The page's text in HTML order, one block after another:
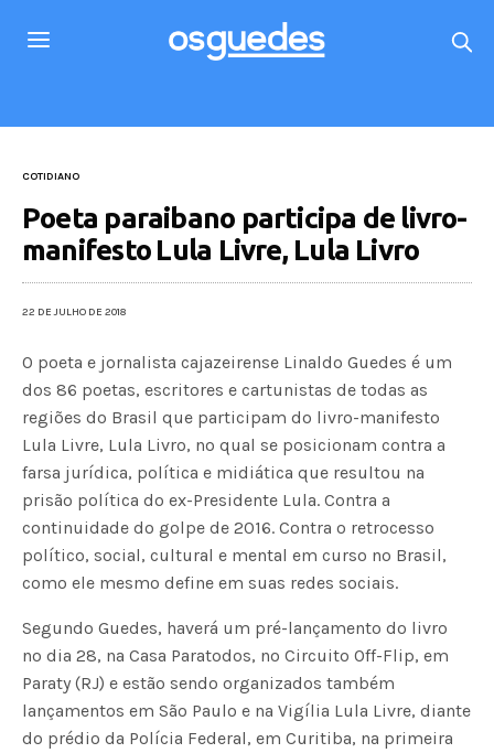
COTIDIANO
Poeta paraibano participa de livro-
manifesto Lula Livre, Lula Livro
22 DE JULHO DE 2018
O poeta e jornalista cajazeirense Linaldo Guedes é um
dos 86 poetas, escritores e cartunistas de todas as
regiões do Brasil que participam do livro-manifesto
Lula Livre, Lula Livro, no qual se posicionam contra a
farsa jurídica, política e midiática que resultou na
prisão política do ex-Presidente Lula. Contra a
continuidade do golpe de 2016. Contra o retrocesso
político, social, cultural e mental em curso no Brasil,
como ele mesmo define em suas redes sociais.
Segundo Guedes, haverá um pré-lançamento do livro
no dia 28, na Casa Paratodos, no Circuito Off-Flip, em
Paraty (RJ) e estão sendo organizados também
lançamentos em São Paulo e na Vigília Lula Livre, diante
do prédio da Polícia Federal, em Curitiba, na primeira